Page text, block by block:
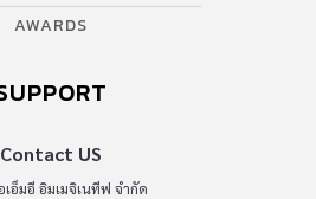
AWARDS
Contact US
เอ็มอี อิมเมจิเนทีฟ จำกัด